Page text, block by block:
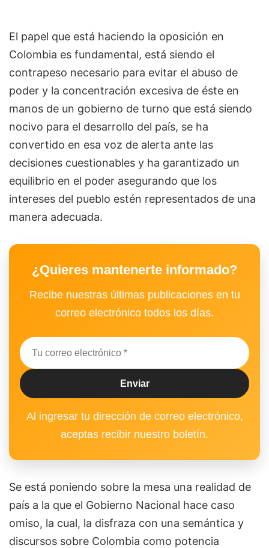
El papel que está haciendo la oposición en
Colombia es fundamental, está siendo el
contrapeso necesario para evitar el abuso de
poder y la concentración excesiva de éste en
manos de un gobierno de turno que está siendo
nocivo para el desarrollo del país, se ha
convertido en esa voz de alerta ante las
decisiones cuestionables y ha garantizado un
equilibrio en el poder asegurando que los
intereses del pueblo estén representados de una
manera adecuada.
¿Quieres mantenerte informado?
Recibe nuestras últimas publicaciones en tu
correo electrónico todos los días.
Al ingresar tu dirección de correo electrónico,
aceptas recibir nuestro boletín.
Se está poniendo sobre la mesa una realidad de
país a la que el Gobierno Nacional hace caso
omiso, la cual, la disfraza con una semántica y
discursos sobre Colombia como potencia